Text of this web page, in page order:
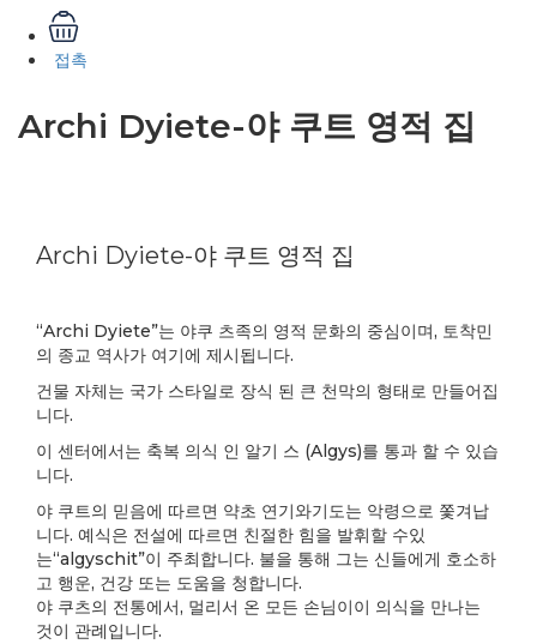
접촉
Archi Dyiete-야 쿠트 영적 집
Archi Dyiete-야 쿠트 영적 집
“Archi Dyiete”는 야쿠 츠족의 영적 문화의 중심이며, 토착민
의 종교 역사가 여기에 제시됩니다.
건물 자체는 국가 스타일로 장식 된 큰 천막의 형태로 만들어집
니다.
이 센터에서는 축복 의식 인 알기 스 (Algys)를 통과 할 수 있습
니다.
야 쿠트의 믿음에 따르면 약초 연기와기도는 악령으로 쫓겨납
니다. 예식은 전설에 따르면 친절한 힘을 발휘할 수있
는“algyschit”이 주최합니다. 불을 통해 그는 신들에게 호소하
고 행운, 건강 또는 도움을 청합니다.
야 쿠츠의 전통에서, 멀리서 온 모든 손님이이 의식을 만나는
것이 관례입니다.